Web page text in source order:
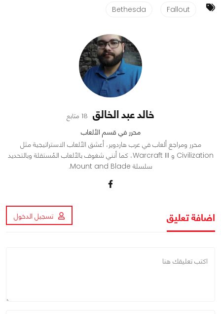
Fallout
Bethesda
خالد عبد الخالق 18 متابع
محرر في قسم الألعاب
محرر ومراجع ألعاب في عرب هاردوير، أعشق الألعاب الاستراتيجية مثل
Civilization و Warcraft III، كما أنني شغوف بالألعاب المُستقلة وبالتحديد
سلسلة Mount and Blade.
اضافة تعليق تسجيل الدخول